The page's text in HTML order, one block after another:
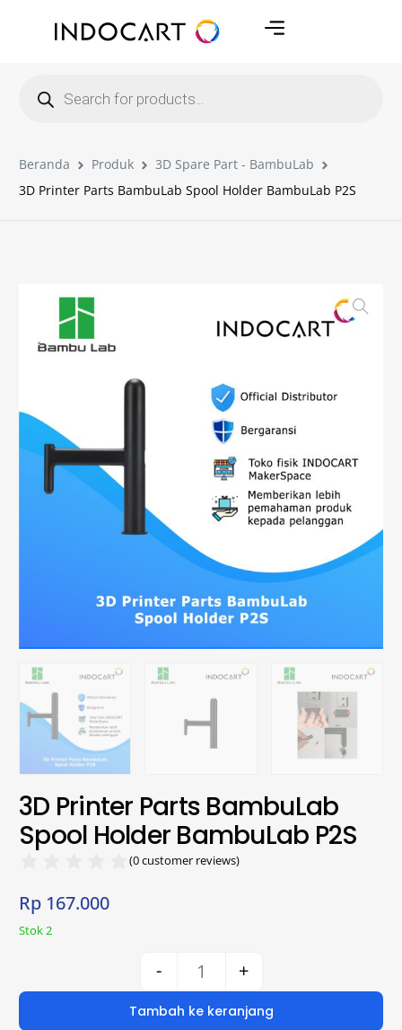
Beranda Produk
3D Spare Part - BambuLab
3D Printer Parts BambuLab Spool Holder BambuLab P2S
3D Printer Parts BambuLab
Spool Holder BambuLab P2S
(0customer reviews)
Rp 167.000
Stok 2
- +
Tambah ke keranjang